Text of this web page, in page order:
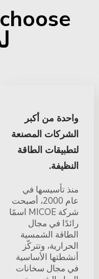
واحدة من أكبر
الشركات المصنعة
لتطبيقات الطاقة
النظيفة.
منذ تأسيسها في
عام 2000، أصبحت
شركة MICOE اسمًا
رائدًا في مجال
الطاقة الشمسية
الحرارية، وتتركّز
أنشطتها الأساسية
في مجال سخانات